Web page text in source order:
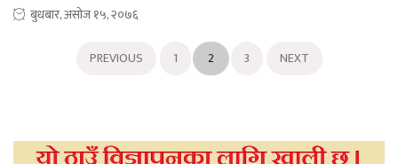
बुधबार, असोज १५, २०७६
PREVIOUS 1 2 3 NEXT